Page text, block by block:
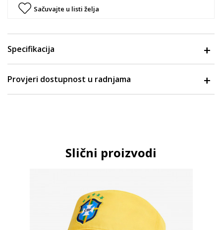
Sačuvajte u listi želja
Specifikacija
Provjeri dostupnost u radnjama
Slični proizvodi